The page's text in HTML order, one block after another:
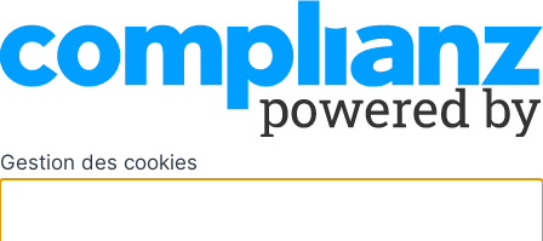
Gestion des cookies